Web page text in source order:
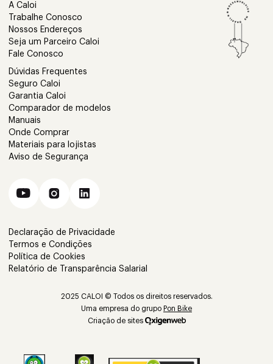
A Caloi
Trabalhe Conosco
Nossos Endereços
Seja um Parceiro Caloi
Fale Conosco
Dúvidas Frequentes
Seguro Caloi
Garantia Caloi
Comparador de modelos
Manuais
Onde Comprar
Materiais para lojistas
Aviso de Segurança
Declaração de Privacidade
Termos e Condições
Política de Cookies
Relatório de Transparência Salarial
2025 CALOI © Todos os direitos reservados.
Uma empresa do grupo Pon Bike
Criação de sites